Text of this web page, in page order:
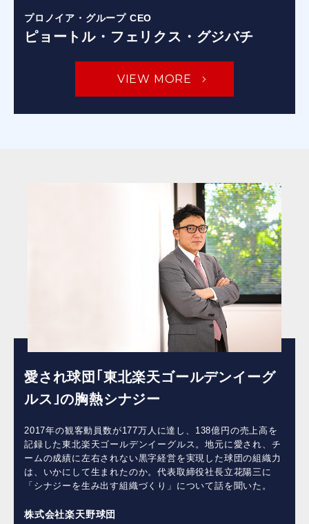
プロノイア・グループ CEO
ピョートル・フェリクス・グジバチ
VIEW MORE
愛され球団｢東北楽天ゴールデンイーグ
ルス｣の胸熱シナジー
2017年の観客動員数が177万人に達し、138億円の売上高を
記録した東北楽天ゴールデンイーグルス。地元に愛され、チ
ームの成績に左右されない黒字経営を実現した球団の組織力
は、いかにして生まれたのか。代表取締役社長立花陽三に
「シナジーを生み出す組織づくり」について話を聞いた。
株式会社楽天野球団